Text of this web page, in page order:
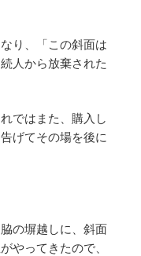
り、「この斜面は
人から放棄された
ではまた、購入し
げてその場を後に
の塀越しに、斜面
やってきたので、